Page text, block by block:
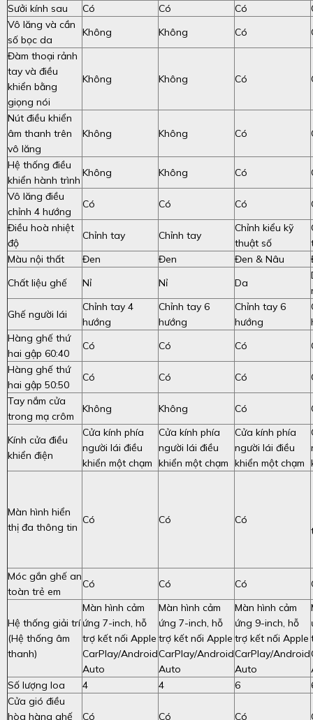
Sưởi kính sau
Có Có Có
Vô lăng và cần
số bọc da
Không Không Có
Đàm thoại rảnh
tay và điều
khiển bằng
giọng nói
Không Không Có
Nút điều khiển
âm thanh trên
vô lăng
Không Không Có
Hệ thống điều
khiển hành trình
Không Không Có
Vô lăng điều
chỉnh 4 hướng
Có Có Có
Điều hoà nhiệt
độ
Chỉnh tay Chỉnh tay
Chỉnh kiểu kỹ
thuật số
Màu nội thất
Đen Đen Đen & Nâu
Chất liệu ghế
Nỉ Nỉ Da
Ghế người lái
Chỉnh tay 4
hướng
Chỉnh tay 6
hướng
Chỉnh tay 6
hướng
Hàng ghế thứ
hai gập 60:40
Có Có Có
Hàng ghế thứ
hai gập 50:50
Có Có Có
Tay nắm cửa
trong mạ crôm
Không Không Có
Kính cửa điều
khiển điện
Cửa kính phía
người lái điều
khiển một chạm
Cửa kính phía
người lái điều
khiển một chạm
Cửa kính phía
người lái điều
khiển một chạm
Màn hình hiển
thị đa thông tin
Có Có Có
Móc gắn ghế an
toàn trẻ em
Có Có Có
Hệ thống giải trí
(Hệ thống âm
thanh)
Màn hình cảm
ứng 7-inch, hỗ
trợ kết nối Apple
CarPlay/Android
Auto
Màn hình cảm
ứng 7-inch, hỗ
trợ kết nối Apple
CarPlay/Android
Auto
Màn hình cảm
ứng 9-inch, hỗ
trợ kết nối Apple
CarPlay/Android
Auto
Số lượng loa
4 4 6
Cửa gió điều
hòa hàng ghế
Có Có Có